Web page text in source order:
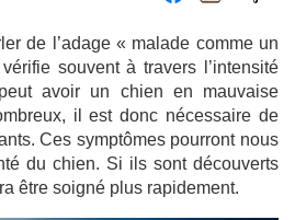
de l’adage « malade comme un
souvent à travers l’intensité
avoir un chien en mauvaise
il est donc nécessaire de
Ces symptômes pourront nous
du chien. Si ils sont découverts
être soigné plus rapidement.